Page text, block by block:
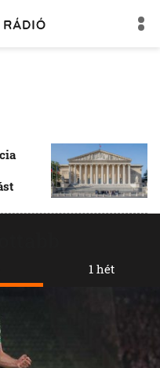
1 hét